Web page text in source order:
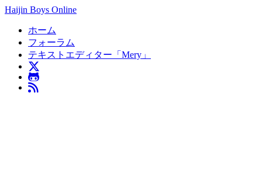
Haijin Boys Online
ホーム
フォーラム
テキストエディター「Mery」